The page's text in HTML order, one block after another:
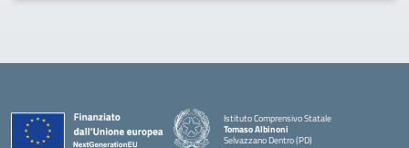
Istituto Comprensivo Statale
Tomaso Albinoni
Selvazzano Dentro (PD)